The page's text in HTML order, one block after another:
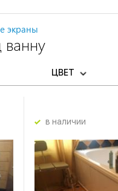
экраны
ванну
ЦВЕТ
в наличии